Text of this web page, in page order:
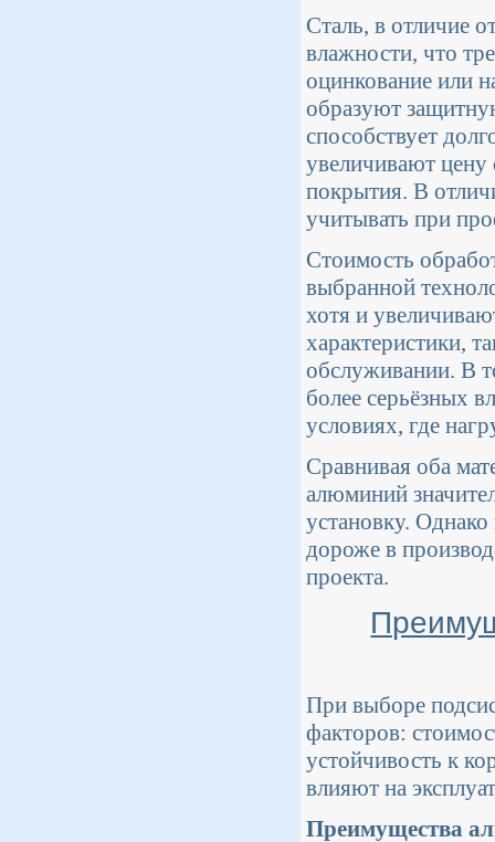
Сталь, в отличие
влажности, что
оцинкование или
образуют
способствует
увеличивают цену
покрытия. В
учитывать при
Стоимость
выбранной
хотя и
характеристики,
обслуживании. В
более серьёзных
условиях, где
Сравнивая оба
алюминий
установку.
дороже в
проекта.
При выборе
факторов:
устойчивость к
влияют на
Преимущества